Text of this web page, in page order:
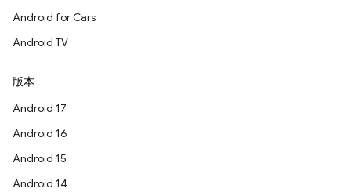
Android for Cars
Android TV
版本
Android 17
Android 16
Android 15
Android 14